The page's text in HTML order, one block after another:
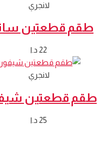
لانجري
طقم قطعتين
22 د.ا
لانجري
طقم قطعتين
25 د.ا